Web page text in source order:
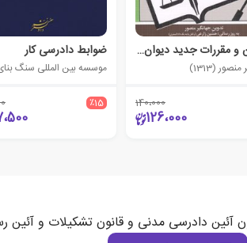
قوانین و مقررات جدید دیوان عدالت اداری 1405
(1313)
140،000
126،000
ضوابط دادرسی کار
٪15
آئین دادرسی مدنی و قانون تشکیلات و